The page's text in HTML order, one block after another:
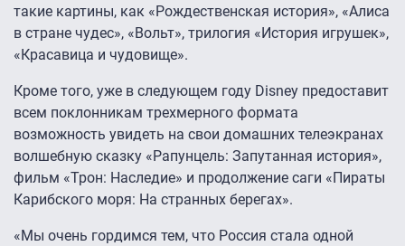
такие картины, как «Рождественская история», «Алиса
в стране чудес», «Вольт», трилогия «История игрушек»,
«Красавица и чудовище».
Кроме того, уже в следующем году Disney предоставит
всем поклонникам трехмерного формата
возможность увидеть на свои домашних телеэкранах
волшебную сказку «Рапунцель: Запутанная история»,
фильм «Трон: Наследие» и продолжение саги «Пираты
Карибского моря: На странных берегах».
«Мы очень гордимся тем, что Россия стала одной